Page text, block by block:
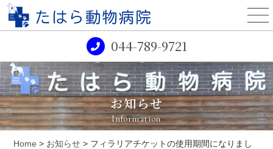
044-789-9721
お知らせ
Information
Home > お知らせ > フィラリアチケットの使用期間になりまし